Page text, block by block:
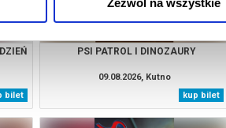
bilet
PSI PATROL I DINOZAURY
09.08.2026, Kutno
kup bilet